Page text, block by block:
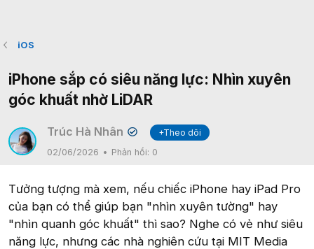
iOS
iPhone sắp có siêu năng lực: Nhìn xuyên
góc khuất nhờ LiDAR
Trúc Hà Nhân ✔
+Theo dõi
02/06/2026
Phản hồi: 0
Tưởng tượng mà xem, nếu chiếc iPhone hay iPad Pro
của bạn có thể giúp bạn "nhìn xuyên tường" hay
"nhìn quanh góc khuất" thì sao? Nghe có vẻ như siêu
năng lực, nhưng các nhà nghiên cứu tại MIT Media